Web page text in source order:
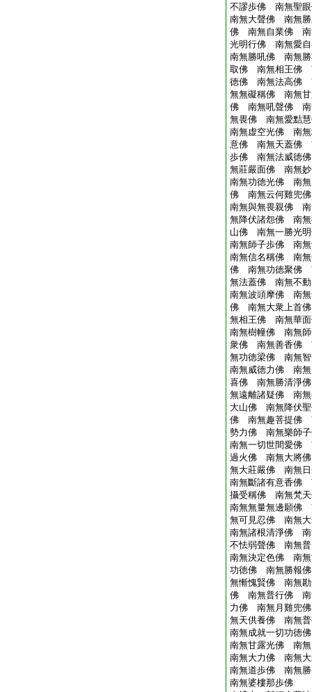
不謬歩佛 南無聖
南無大聲佛 南無
佛 南無自業佛 南
光明行佛 南無愛
南無勝吼佛 南無
取佛 南無相王佛
徳佛 南無法高佛
無無礙稱佛 南無
佛 南無吼聲佛 南
無畏佛 南無愛黠
南無虚空光佛 南
意佛 南無天蓋佛
歩佛 南無法威徳
無莊嚴面佛 南無
南無功徳光佛 南
佛 南無云何雞兜
南無與無畏親佛
無降伏諸怨佛 南
山佛 南無一勝光
南無師子歩佛 南
南無信名稱佛 南
佛 南無功徳聚佛
無法蓋佛 南無不
南無波頭摩佛 南
佛 南無大衆上首
無相王佛 南無華
南無樹幢佛 南無
衆佛 南無善香佛
無功徳梁佛 南無
南無威徳力佛 南
喜佛 南無勝清淨
無遠離諸疑佛 南
大山佛 南無降伏
佛 南無趣菩提佛
勢力佛 南無樂師
南無一切世間愛佛
過火佛 南無大將
無大莊嚴佛 南無
南無斷諸有意香佛
攝受稱佛 南無梵
南無無量無邊願佛
無可見忍佛 南無
南無諸根清淨佛
不怯弱聲佛 南無
南無決定色佛 南
功徳佛 南無勝報
無慚愧賢佛 南無
佛 南無普行佛 南
力佛 南無月雞兜
無天供養佛 南無
南無成就一切功徳
南無甘露光佛 南
南無大力佛 南無
南無道歩佛 南無
南無婆樓那歩佛